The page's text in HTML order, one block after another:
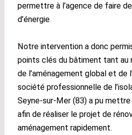
permettre à l’agence de faire
d’énergie.
Notre intervention a donc
points clés du bâtiment tant au
de l’aménagement global et de
société professionnelle de
Seyne-sur-Mer (83) a pu
afin de réaliser le projet de
aménagement rapidement.